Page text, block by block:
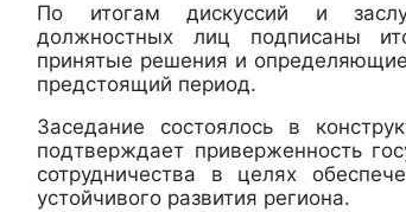
По итогам дискуссий и
должностных лиц подписаны
принятые решения и
предстоящий период.
Заседание состоялось в
подтверждает приверженность
сотрудничества в целях
устойчивого развития региона.